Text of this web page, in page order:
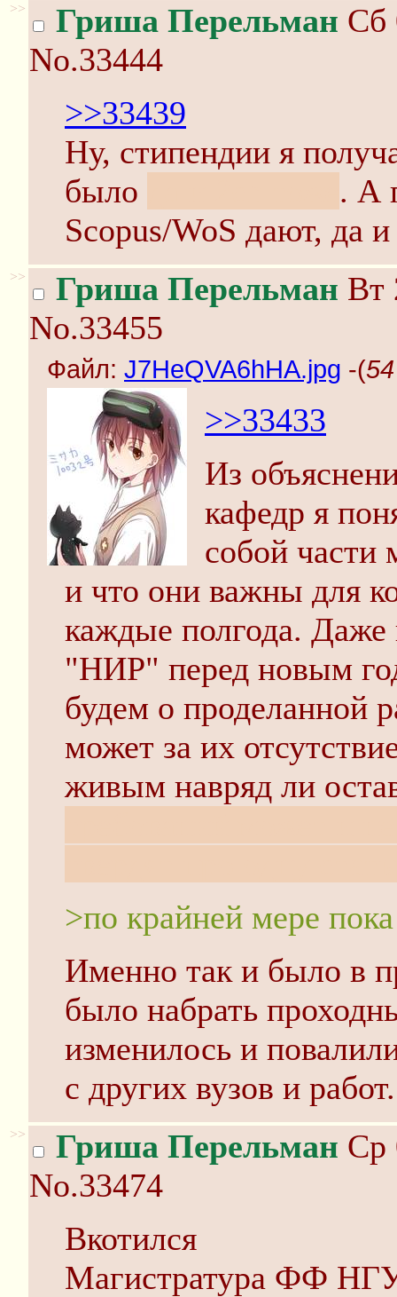
>> Гриша Перельман Сб
No.33444
>>33439
Ну, стипендии я
было
. А
Scopus/WoS дают, да
>> Гриша Перельман Вт
No.33455
Файл: J7HeQVA6hHA.jpg -(
>>33433
Из
кафедр я
собой части
и что они важны для
каждые полгода. Даже
"НИР" перед новым
будем о проделанной
может за их
живым навряд ли
>по крайней мере пока
Именно так и было в
было набрать
изменилось и
с других вузов и работ.
>> Гриша Перельман Ср
No.33474
Вкотился
Магистратура ФФ